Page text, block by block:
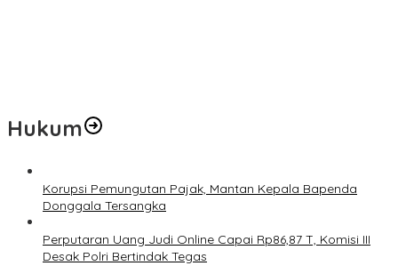
Hukum
Korupsi Pemungutan Pajak, Mantan Kepala Bapenda
Donggala Tersangka
Perputaran Uang Judi Online Capai Rp86,87 T, Komisi III
Desak Polri Bertindak Tegas